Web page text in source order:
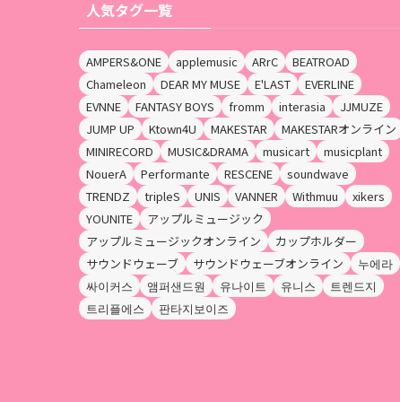
人気タグ一覧
AMPERS&ONE applemusic ARrC
BEATROAD
Chameleon
DEAR MY MUSE E'LAST
EVERLINE
EVNNE
FANTASY BOYS fromm interasia
JJMUZE
JUMP UP
Ktown4U MAKESTAR
MAKESTARオンライン
MINIRECORD
MUSIC&DRAMA musicart
musicplant
NouerA
Performante RESCENE
soundwave
TRENDZ
tripleS UNIS VANNER Withmuu
xikers
YOUNITE
アップルミュージック
アップルミュージックオンライン
カップホルダー
サウンドウェーブ
サウンドウェーブオンライン
누에라
싸이커스
앰퍼샌드원 유나이트 유니스
트렌드지
트리플에스
판타지보이즈